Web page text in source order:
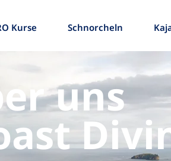
Kurse Schnorcheln
uns